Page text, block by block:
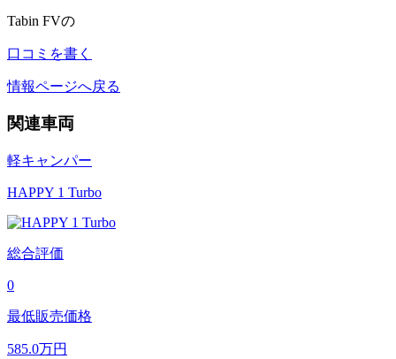
Tabin FVの
口コミを書く
情報ページへ戻る
関連車両
軽キャンパー
HAPPY 1 Turbo
総合評価
0
最低販売価格
585.0万円